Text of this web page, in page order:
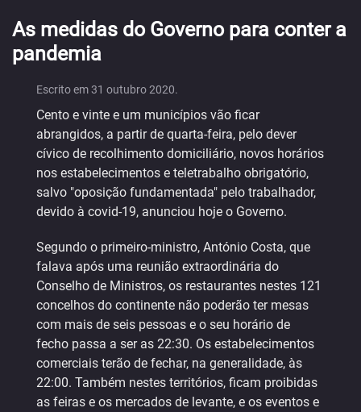
As medidas do Governo para conter a
pandemia
Escrito em31 outubro 2020.
Cento e vinte e um municípios vão ficar
abrangidos, a partir de quarta-feira, pelo dever
cívico de recolhimento domiciliário, novos horários
nos estabelecimentos e teletrabalho obrigatório,
salvo "oposição fundamentada" pelo trabalhador,
devido à covid-19, anunciou hoje o Governo.
Segundo o primeiro-ministro, António Costa, que
falava após uma reunião extraordinária do
Conselho de Ministros, os restaurantes nestes 121
concelhos do continente não poderão ter mesas
com mais de seis pessoas e o seu horário de
fecho passa a ser as 22:30. Os estabelecimentos
comerciais terão de fechar, na generalidade, às
22:00. Também nestes territórios, ficam proibidas
as feiras e os mercados de levante, e os eventos e